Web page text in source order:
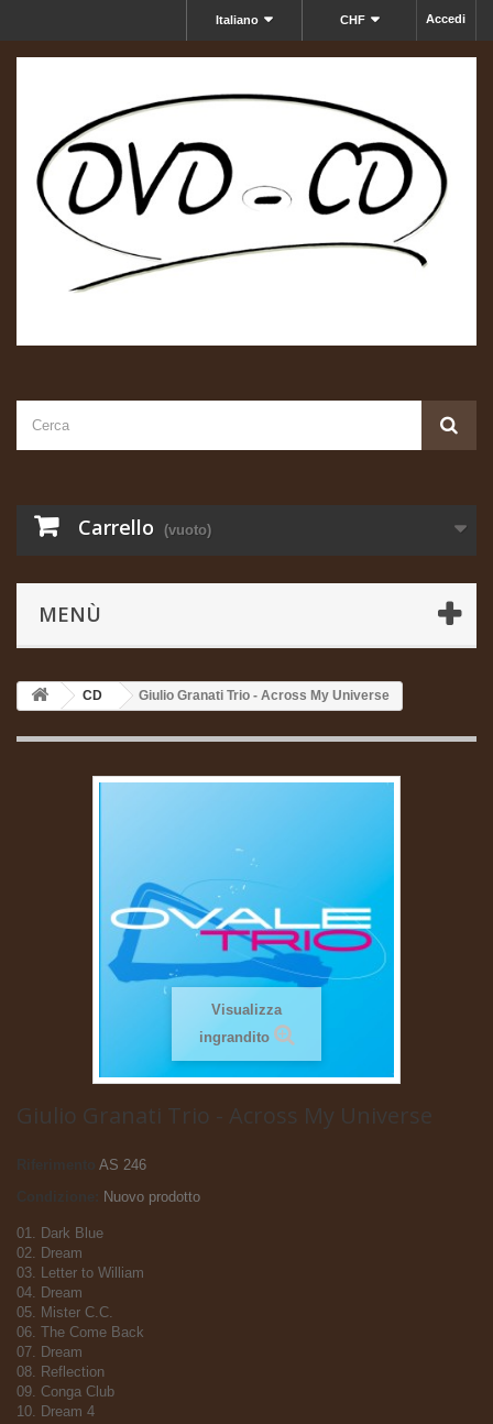
Accedi
CHF
Italiano
Carrello (vuoto)
MENÙ
CD Giulio Granati Trio - Across My Universe
Visualizza
ingrandito
Giulio Granati Trio - Across My Universe
Riferimento
AS 246
Nuovo prodotto
01. Dark Blue
02. Dream
03. Letter to William
04. Dream
05. Mister C.C.
06. The Come Back
07. Dream
08. Reflection
09. Conga Club
10. Dream 4